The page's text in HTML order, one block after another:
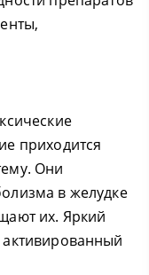
приходится
Они
в желудке
их. Яркий